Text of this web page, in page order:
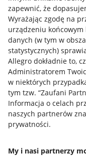
zapewnić, że
Wyrażając zgodę na
urządzeniu
danych (w tym w
statystycznych)
Allegro dokładnie to,
Administratorem
w niektórych
tym tzw. “Zaufani
Informacja o celach
naszych partnerów
prywatności.
My i nasi partnerzy
Nawigacja
Przydatne
Jak to działa